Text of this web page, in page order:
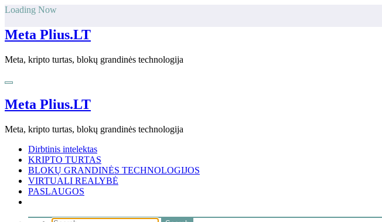
Skip
content
Loading Now
Meta Plius.LT
Meta, kripto turtas, blokų grandinės technologija
Meta Plius.LT
Meta, kripto turtas, blokų grandinės technologija
Dirbtinis intelektas
KRIPTO TURTAS
BLOKŲ GRANDINĖS TECHNOLOGIJOS
VIRTUALI REALYBĖ
PASLAUGOS